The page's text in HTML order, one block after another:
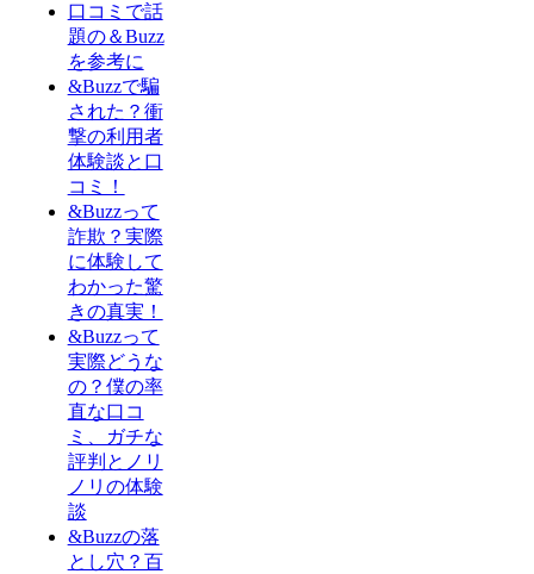
口コミで話
題の＆Buzz
を参考に
&Buzzで騙
された？衝
撃の利用者
体験談と口
コミ！
&Buzzって
詐欺？実際
に体験して
わかった驚
きの真実！
&Buzzって
実際どうな
の？僕の率
直な口コ
ミ、ガチな
評判とノリ
ノリの体験
談
&Buzzの落
とし穴？百